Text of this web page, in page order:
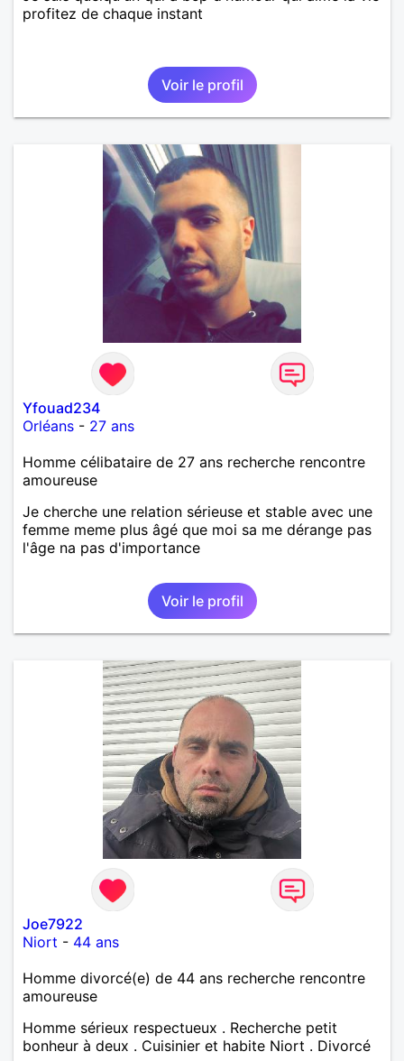
profitez de chaque instant
Voir le profil
Yfouad234
Orléans - 27 ans
Homme célibataire de 27 ans recherche rencontre
amoureuse
Je cherche une relation sérieuse et stable avec une
femme meme plus âgé que moi sa me dérange pas
l'âge na pas d'importance
Voir le profil
Joe7922
Niort - 44 ans
Homme divorcé(e) de 44 ans recherche rencontre
amoureuse
Homme sérieux respectueux . Recherche petit
bonheur à deux . Cuisinier et habite Niort . Divorcé